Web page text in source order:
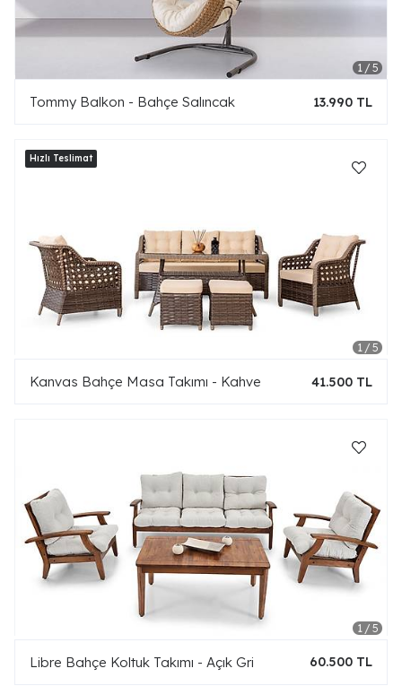
Tommy Balkon - Bahçe Salıncak 13.990 TL
Kanvas Bahçe Masa Takımı - Kahve 41.500 TL
Libre Bahçe Koltuk Takımı - Açık Gri 60.500 TL